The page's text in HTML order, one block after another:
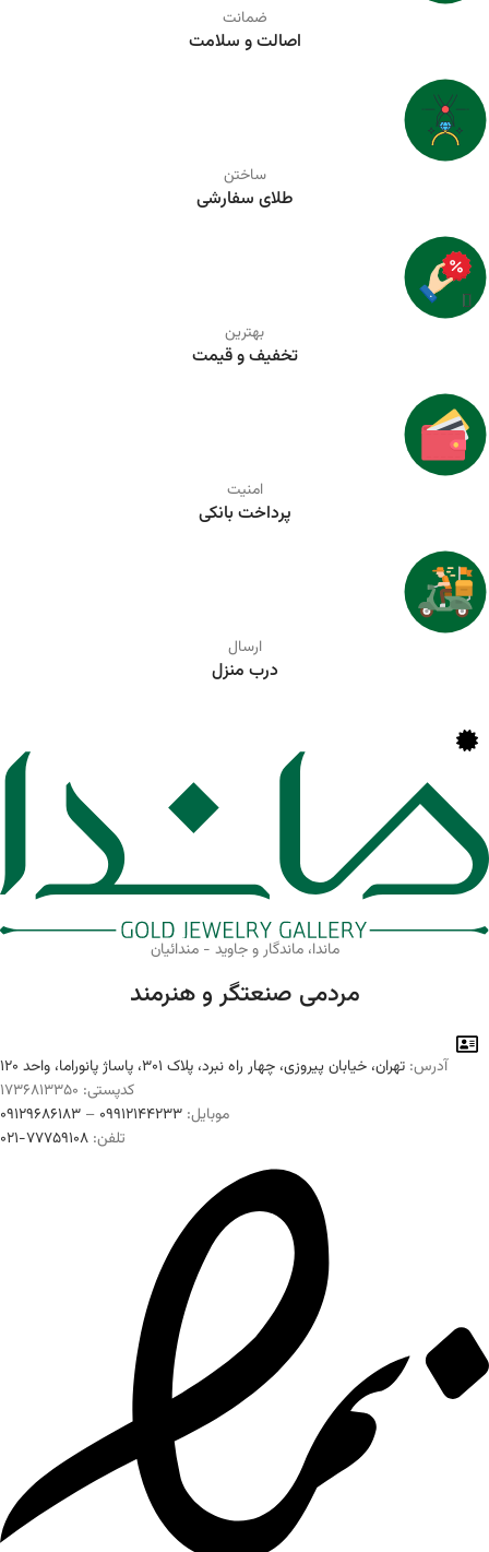
ضمانت
اصالت و سلامت
ساختن
طلای سفارشی
بهترین
تخفیف و قیمت
امنیت
پرداخت بانکی
ارسال
درب منزل
ماندا، ماندگار و جاوید - مندائیان
مردمی صنعتگر و هنرمند
آدرس: تهران، خیابان پیروزی، چهار راه نبرد، پلاک ۳۰۱، پاساژ پانوراما، واحد ۱۲۰
کدپستی: ۱۷۳۶۸۱۳۳۵۰
موبایل: ۰۹۹۱۲۱۴۴۲۳۳ – ۰۹۱۲۹۶۸۶۱۸۳
تلفن: ۷۷۷۵۹۱۰۸-۰۲۱